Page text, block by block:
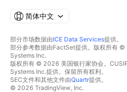
简体中文
部分市场数据由ICE Data Services提供。
部分参考数据由FactSet提供。版权所有
Systems Inc.
版权所有 © 2026 美国银行家协会。
Systems Inc.提供。保留所有权利。
SEC文件和其他文件由Quartr提供。
© 2026 TradingView, Inc.